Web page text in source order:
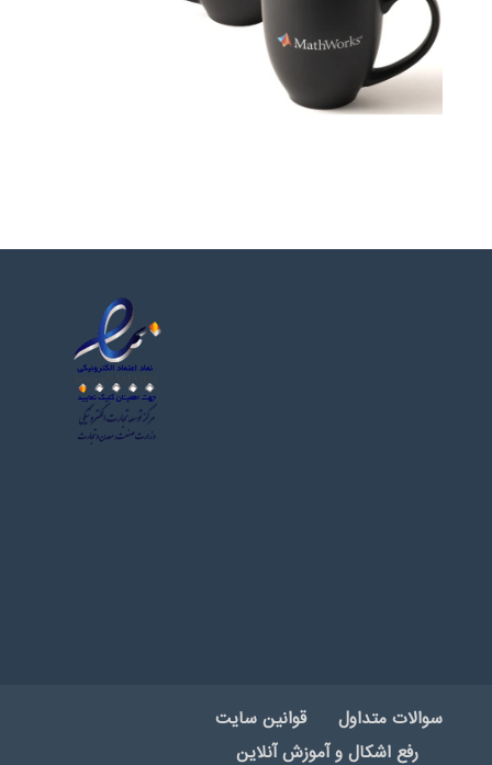
سوالات متداول
قوانین سایت
رفع اشکال و آموزش آنلاین